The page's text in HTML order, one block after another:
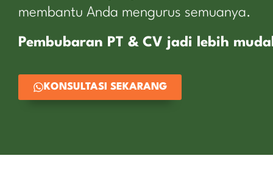
membantu Anda mengurus semuanya.
Pembubaran PT & CV jadi lebih
KONSULTASI SEKARANG